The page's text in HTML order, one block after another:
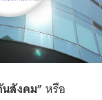
สังคม” หรือ